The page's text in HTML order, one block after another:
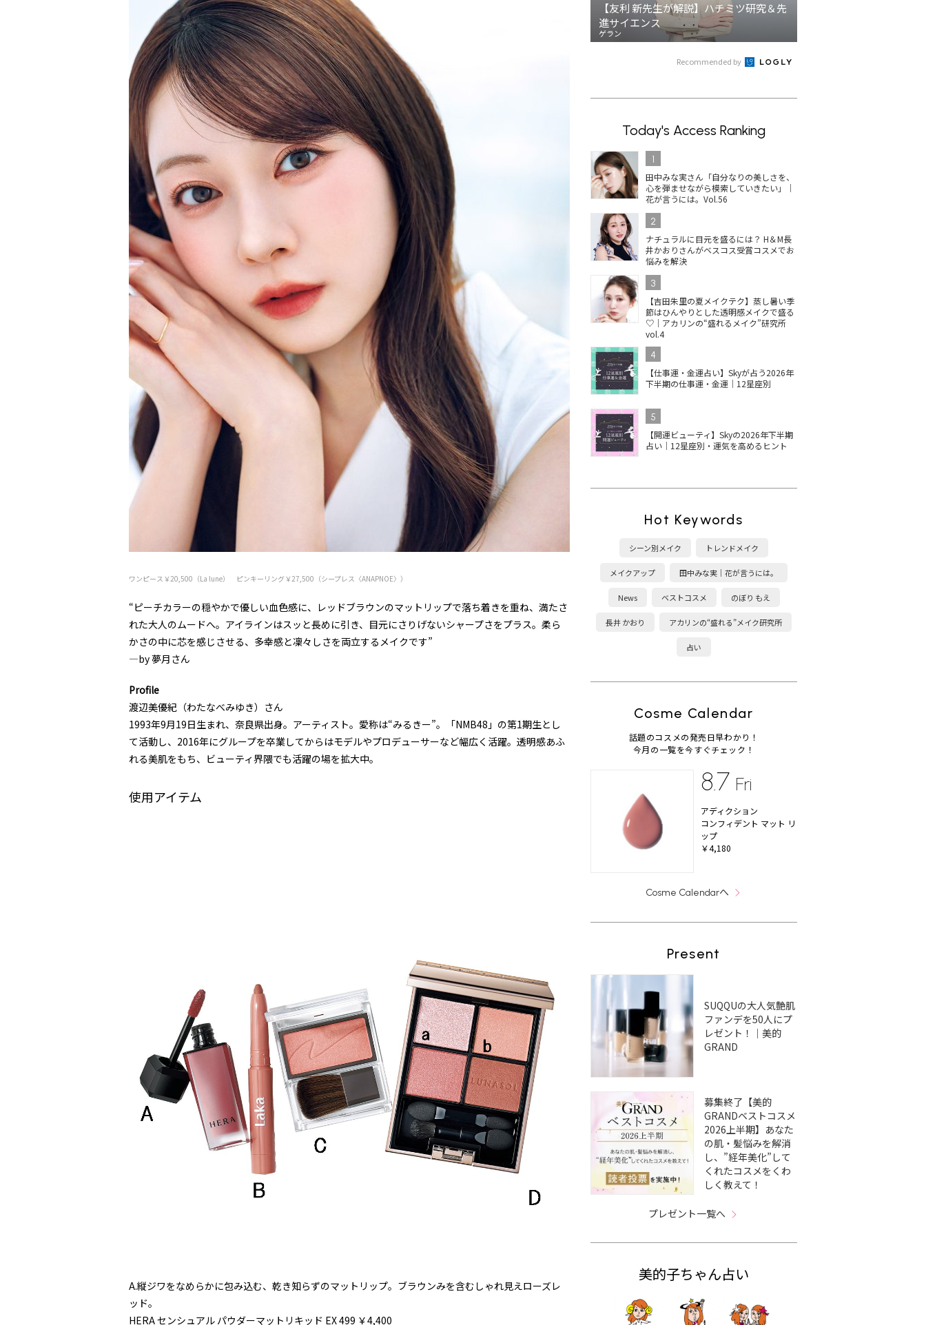
ワンピース￥20,500（La lune） ピンキーリング￥27,500（シープレス〈ANAPNOE〉）
“ピーチカラーの穏やかで優しい血色感に、レッドブラウンのマットリップで落ち着きを重ね、満たさ
れた大人のムードへ。アイラインはスッと長めに引き、目元にさりげないシャープさをプラス。柔ら
かさの中に芯を感じさせる、多幸感と凜々しさを両立するメイクです”
――――by 夢月さん
Profile
渡辺美優紀（わたなべみゆき）さん
1993年9月19日生まれ、奈良県出身。アーティスト。愛称は“みるきー”。「NMB48」の第1期生とし
て活動し、2016年にグループを卒業してからはモデルやプロデューサーなど幅広く活躍。透明感あふ
れる美肌をもち、ビューティ界隈でも活躍の場を拡大中。
使用アイテム
A.縦ジワをなめらかに包み込む、乾き知らずのマットリップ。ブラウンみを含むしゃれ見えローズレ
ッド。
HERA センシュアル パウダーマットリキッド EX 499 ￥4,400
【友利 新先生が解説】ハチミツ研究＆先
進サイエンス
ゲラン
Recommended by
Today's Access Ranking
1
田中みな実さん「自分なりの美しさを、
心を弾ませながら模索していきたい」｜
花が言うには。Vol.56
2
ナチュラルに目元を盛るには？ H＆M長
井かおりさんがベスコス受賞コスメでお
悩みを解決
3
【吉田朱里の夏メイクテク】蒸し暑い季
節はひんやりとした透明感メイクで盛る
♡｜アカリンの“盛れるメイク”研究所
vol.4
4
【仕事運・金運占い】Skyが占う2026年
下半期の仕事運・金運｜12星座別
5
【開運ビューティ】Skyの2026年下半期
占い｜12星座別・運気を高めるヒント
Hot Keywords
シーン別メイク トレンドメイク
メイクアップ 田中みな実｜花が言うには。
News ベストコスメ のぼり もえ
長井 かおり アカリンの“盛れる”メイク研究所
占い
Cosme Calendar
話題のコスメの発売日早わかり！
今月の一覧を今すぐチェック！
8.7 Fri
アディクション
コンフィデント マット リ
ップ
￥4,180
Cosme Calendarへ
Present
SUQQUの大人気艶肌
ファンデを50人にプ
レゼント！｜美的
GRAND
募集終了【美的
GRANDベストコスメ
2026上半期】あなた
の肌・髪悩みを解消
し、”経年美化”して
くれたコスメをくわ
しく教えて！
プレゼント一覧へ
美的子ちゃん占い